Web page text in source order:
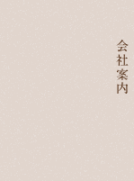
会社案内